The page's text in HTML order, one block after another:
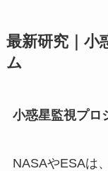
最新研究｜小
ム
小惑星監視プロ
NASAやESAは